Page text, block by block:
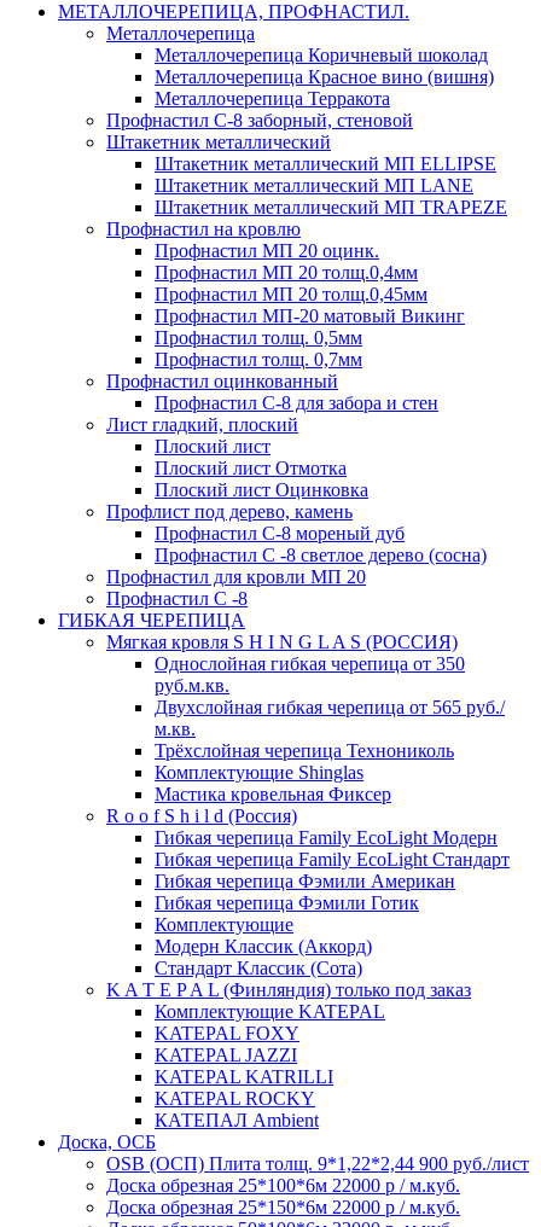
МЕТАЛЛОЧЕРЕПИЦА, ПРОФНАСТИЛ.
Металлочерепица
Металлочерепица Коричневый шоколад
Металлочерепица Красное вино (вишня)
Металлочерепица Терракота
Профнастил С-8 заборный, стеновой
Штакетник металлический
Штакетник металлический МП ELLIPSE
Штакетник металлический МП LАNE
Штакетник металлический МП TRAPEZE
Профнастил на кровлю
Профнастил МП 20 оцинк.
Профнастил МП 20 толщ.0,4мм
Профнастил МП 20 толщ.0,45мм
Профнастил МП-20 матовый Викинг
Профнастил толщ. 0,5мм
Профнастил толщ. 0,7мм
Профнастил оцинкованный
Профнастил С-8 для забора и стен
Лист гладкий, плоский
Плоский лист
Плоский лист Отмотка
Плоский лист Оцинковка
Профлист под дерево, камень
Профнастил С-8 мореный дуб
Профнастил С -8 светлое дерево (сосна)
Профнастил для кровли МП 20
Профнастил С -8
ГИБКАЯ ЧЕРЕПИЦА
Мягкая кровля S H I N G L A S (РОССИЯ)
Однослойная гибкая черепица от 350
руб.м.кв.
Двухслойная гибкая черепица от 565 руб./
м.кв.
Трёхслойная черепица Технониколь
Комплектующие Shinglas
Мастика кровельная Фиксер
R o o f S h i l d (Россия)
Гибкая черепица Family ЕсоLight Модерн
Гибкая черепица Family ЕсоLight Стандарт
Гибкая черепица Фэмили Американ
Гибкая черепица Фэмили Готик
Комплектующие
Модерн Классик (Аккорд)
Стандарт Классик (Сота)
K A T E P A L (Финляндия) только под заказ
Комплектующие KATEPAL
KATEPAL FOXY
KATEPAL JAZZI
KATEPAL KATRILLI
KATEPAL ROCKY
КАТЕПАЛ Ambient
Доска, ОСБ
OSB (ОСП) Плита толщ. 9*1,22*2,44 900 руб./лист
Доска обрезная 25*100*6м 22000 р / м.куб.
Доска обрезная 25*150*6м 22000 р / м.куб.